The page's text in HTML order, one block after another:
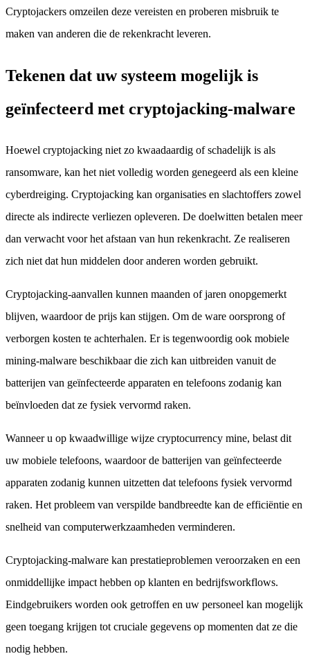
Cryptojackers omzeilen deze vereisten en proberen misbruik te
maken van anderen die de rekenkracht leveren.
Tekenen dat uw systeem mogelijk is
geïnfecteerd met cryptojacking-malware
Hoewel cryptojacking niet zo kwaadaardig of schadelijk is als
ransomware, kan het niet volledig worden genegeerd als een kleine
cyberdreiging. Cryptojacking kan organisaties en slachtoffers zowel
directe als indirecte verliezen opleveren. De doelwitten betalen meer
dan verwacht voor het afstaan van hun rekenkracht. Ze realiseren
zich niet dat hun middelen door anderen worden gebruikt.
Cryptojacking-aanvallen kunnen maanden of jaren onopgemerkt
blijven, waardoor de prijs kan stijgen. Om de ware oorsprong of
verborgen kosten te achterhalen. Er is tegenwoordig ook mobiele
mining-malware beschikbaar die zich kan uitbreiden vanuit de
batterijen van geïnfecteerde apparaten en telefoons zodanig kan
beïnvloeden dat ze fysiek vervormd raken.
Wanneer u op kwaadwillige wijze cryptocurrency mine, belast dit
uw mobiele telefoons, waardoor de batterijen van geïnfecteerde
apparaten zodanig kunnen uitzetten dat telefoons fysiek vervormd
raken. Het probleem van verspilde bandbreedte kan de efficiëntie en
snelheid van computerwerkzaamheden verminderen.
Cryptojacking-malware kan prestatieproblemen veroorzaken en een
onmiddellijke impact hebben op klanten en bedrijfsworkflows.
Eindgebruikers worden ook getroffen en uw personeel kan mogelijk
geen toegang krijgen tot cruciale gegevens op momenten dat ze die
nodig hebben.